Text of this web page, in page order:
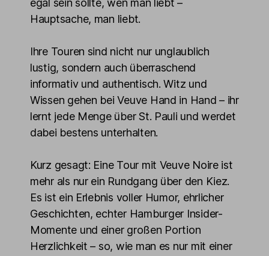
egal sein sollte, wen man liebt –
Hauptsache, man liebt.
Ihre Touren sind nicht nur unglaublich
lustig, sondern auch überraschend
informativ und authentisch. Witz und
Wissen gehen bei Veuve Hand in Hand – ihr
lernt jede Menge über St. Pauli und werdet
dabei bestens unterhalten.
Kurz gesagt: Eine Tour mit Veuve Noire ist
mehr als nur ein Rundgang über den Kiez.
Es ist ein Erlebnis voller Humor, ehrlicher
Geschichten, echter Hamburger Insider-
Momente und einer großen Portion
Herzlichkeit – so, wie man es nur mit einer